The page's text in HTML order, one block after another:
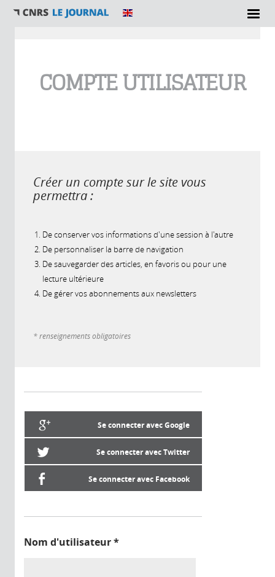
COMPTE UTILISATEUR
Créer un compte sur le site vous
permettra :
De conserver vos informations d'une session à l'autre
De personnaliser la barre de navigation
De sauvegarder des articles, en favoris ou pour une
lecture ultérieure
De gérer vos abonnements aux newsletters
* renseignements obligatoires
Se connecter avec Google
Se connecter avec Twitter
Se connecter avec Facebook
Nom d'utilisateur*